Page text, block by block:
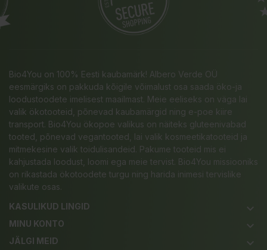
Bio4You on 100% Eesti kaubamärk! Albero Verde OÜ
eesmärgiks on pakkuda kõigile võimalust osa saada öko-ja
loodustoodete imelisest maailmast. Meie eeliseks on väga lai
valik ökotooteid, põnevad kaubamärgid ning e-poe kiire
transport. Bio4You ökopoe valikus on näiteks gluteenivabad
tooted, põnevad vegantooted, lai valik kosmeetikatooteid ja
mitmekesine valik toidulisandeid. Pakume tooteid mis ei
kahjustada loodust, loomi ega meie tervist. Bio4You missiooniks
on rikastada ökotoodete turgu ning harida inimesi tervislike
valikute osas.
KASULIKUD LINGID
keyboard_arrow_down
MINU KONTO keyboard_arrow_down
JÄLGI MEID keyboard_arrow_down